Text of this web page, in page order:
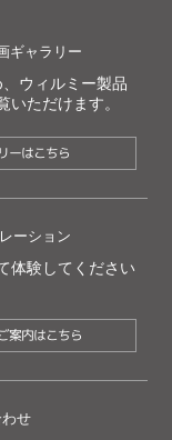
ギャラリー
ウィルミー製品
ただけます。
ーはこちら
ーション
体験してください
案内はこちら
せ